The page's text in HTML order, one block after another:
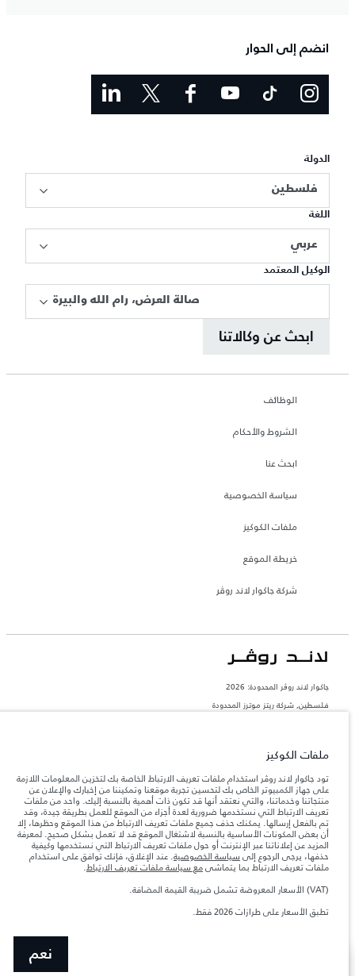
انضم إلى الحوار
الدولة
فلسطين
اللغة
عربي
الوكيل المعتمد
صالة العرض، رام الله والبيرة
ابحث عن وكالاتنا
الوظائف
الشروط والأحكام
ابحث عنا
سياسة الخصوصية
ملفات الكوكيز
خريطة الموقع
شركة جاكوار لاند روڤر
جاكوار لاند روڨر المحدودة: 2026
فلسطين, شركة ريتز موترز المحدودة
والحمولة.
المعلومات والمواصفات والأسعار والألوان المذكورة على هذا الموقع قد تختلف من بلد إلى
آخر، كما أنّها قد تتغير بدون إشعار مسبق. الرجاء التواصل مع وكيلنا المحلي للتأكد من توفّرها
والتحقق من الأسعار.
ملاحظة مهمة حول الصور والمواصفات. إن النقص العالمي في أشباه الموصلات يؤثر حاليًا
في مواصفات تصميم السيارات وتوفر الخيارات وتوقيتات التصاميم. هذا ظرف ديناميكي
للغاية، ونتيجة لذلك، قد لا تمثّل الصور المستخدَمة ضمن موقع الويب حاليًا المواصفات الحالية
بالكامل بالنسبة إلى الميزات والخيارات والحلية ومجموعات الألوان. يرجى استشارة وكيلك الذي
سيتمكّن من تأكيد أي تقييدات حالية معك للسماح لك باتخاذ قرار مدروس
الأرقام المقدمة هي نتيجة لاختبارات المصنع الرسمية وفقاً لتشريعات الاتحاد الأوروبي. قد
الأرقام بغرض المقارنة فحسب.‎‎‎
ملفات الكوكيز
تود جاكوار لاند روڤر استخدام ملفات تعريف الارتباط الخاصة بك لتخزين المعلومات اللازمة
على جهاز الكمبيوتر الخاص بك لتحسين تجربة موقعنا وتمكيننا من إخبارك والإعلان عن
منتجاتنا وخدماتنا، والتي نعتقد أنها قد تكون ذات أهمية بالنسبة إليك. واحد من ملفات
تعريف الارتباط التي نستخدمها ضرورية لعدة أجزاء من الموقع للعمل بطريقة جيدة، وقد
تم بالفعل إرسالها. يمكنك حذف جميع ملفات تعريف الارتباط من هذا الموقع وحظرها، إلا
أن بعض المكونات الأساسية بالنسبة لاشتغال الموقع قد لا تعمل بشكل صحيح. لمعرفة
المزيد عن إعلاناتنا عبر الإنترنت أو حول ملفات تعريف الارتباط التي نستخدمها وكيفية
حذفها، يرجى الرجوع إلى سياسة الخصوصية. عند الإغلاق، فإنك توافق على استخدام
ملفات تعريف الارتباط بما يتماشىمع سياسة ملفات تعريف الارتباط.
(VAT) الأسعار المعروضة تشمل ضريبة القيمة المضافة.
تطبق الأسعار على طرازات 2026 فقط.
نعم
اكتشف رينج روڤر SV